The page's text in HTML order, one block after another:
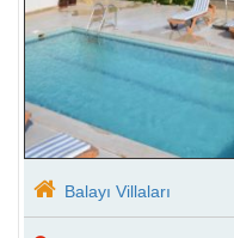
Balayı Villaları